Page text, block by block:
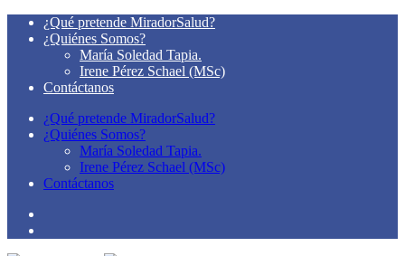
¿Qué pretende MiradorSalud?
¿Quiénes Somos?
María Soledad Tapia.
Irene Pérez Schael (MSc)
Contáctanos
¿Qué pretende MiradorSalud?
¿Quiénes Somos?
María Soledad Tapia.
Irene Pérez Schael (MSc)
Contáctanos